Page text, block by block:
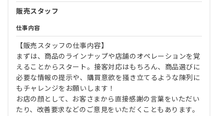
販売スタッフ
仕事内容
【販売スタッフの仕事内容】
まずは、商品のラインナップや店舗のオペレーションを覚
えることからスタート。接客対応はもちろん、商品選びに
必要な情報の提示や、購買意欲を掻き立てるような陳列に
もチャレンジをお願いします！
お店の顔として、お客さまから直接感謝の言葉をいただい
たり、改善要求などのご意見をいただくこともあります。